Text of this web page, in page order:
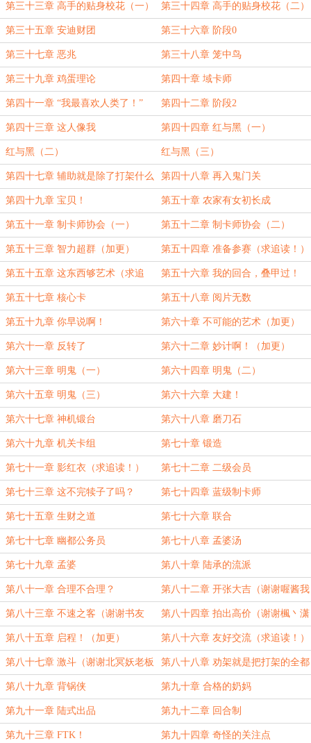
第三十三章 高手的贴身校花（一） 第三十四章 高手的贴身校花（二）
第三十五章 安迪财团 第三十六章 阶段0
第三十七章 恶兆 第三十八章 笼中鸟
第三十九章 鸡蛋理论 第四十章 域卡师
第四十一章 “我最喜欢人类了！” 第四十二章 阶段2
第四十三章 这人像我 第四十四章 红与黑（一）
红与黑（二） 红与黑（三）
第四十七章 辅助就是除了打架什么
都会
第四十八章 再入鬼门关
第四十九章 宝贝！ 第五十章 农家有女初长成
第五十一章 制卡师协会（一） 第五十二章 制卡师协会（二）
第五十三章 智力超群（加更） 第五十四章 准备参赛（求追读！）
第五十五章 这东西够艺术（求追
读！）
第五十六章 我的回合，叠甲过！
第五十七章 核心卡 第五十八章 阅片无数
第五十九章 你早说啊！ 第六十章 不可能的艺术（加更）
第六十一章 反转了 第六十二章 妙计啊！（加更）
第六十三章 明鬼（一） 第六十四章 明鬼（二）
第六十五章 明鬼（三） 第六十六章 大建！
第六十七章 神机锻台 第六十八章 磨刀石
第六十九章 机关卡组 第七十章 锻造
第七十一章 影红衣（求追读！） 第七十二章 二级会员
第七十三章 这不完犊子了吗？ 第七十四章 蓝级制卡师
第七十五章 生财之道 第七十六章 联合
第七十七章 幽都公务员 第七十八章 孟婆汤
第七十九章 孟婆 第八十章 陆承的流派
第八十一章 合理不合理？ 第八十二章 开张大吉（谢谢喔酱我
的铝呢老板的5000币打赏）
第八十三章 不速之客（谢谢书友
2017...182的5000币打赏）
第八十四章 拍出高价（谢谢楓丶潇
潇10000币打赏）
第八十五章 启程！（加更） 第八十六章 友好交流（求追读！）
第八十七章 激斗（谢谢北冥妖老板
的10000起点币打赏！）
第八十八章 劝架就是把打架的全都
放翻
第八十九章 背锅侠 第九十章 合格的奶妈
第九十一章 陆式出品 第九十二章 回合制
第九十三章 FTK！ 第九十四章 奇怪的关注点